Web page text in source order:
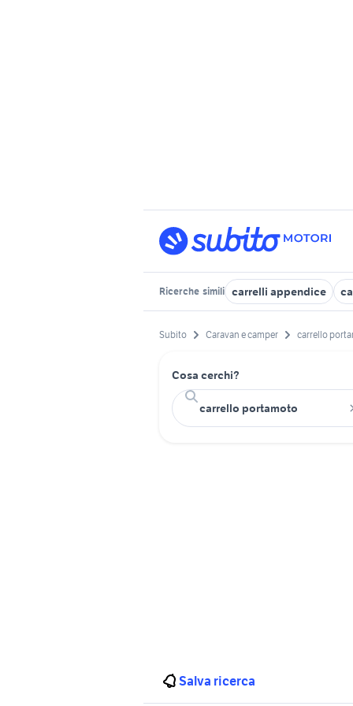
Ricerche simili carrelli appendice
Subito Caravan e camper carrello
Cosa cerchi?
Salva ricerca